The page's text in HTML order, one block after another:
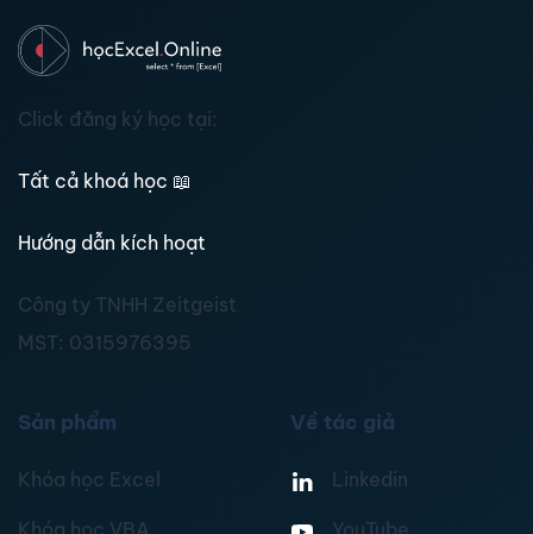
Click đăng ký học tại:
Tất cả khoá học 📖
Hướng dẫn kích hoạt
Công ty TNHH Zeitgeist
MST: 0315976395
Sản phẩm
Khóa học Excel
Về tác giả
Linkedin